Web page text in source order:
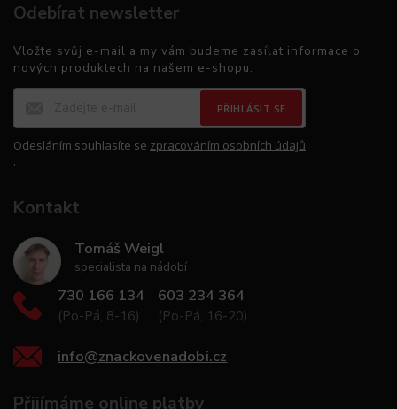
Odebírat newsletter
Vložte svůj e-mail a my vám budeme zasílat informace o
nových produktech na našem e-shopu.
PŘIHLÁSIT SE
Odesláním souhlasíte se zpracováním osobních údajů
.
Kontakt
Tomáš Weigl
specialista na nádobí
730 166 134
(Po-Pá, 8-16)
603 234 364
(Po-Pá, 16-20)
info@znackovenadobi.cz
Přijímáme online platby